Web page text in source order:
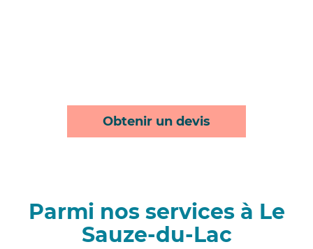
Obtenir un devis
Parmi nos services à Le
Sauze-du-Lac